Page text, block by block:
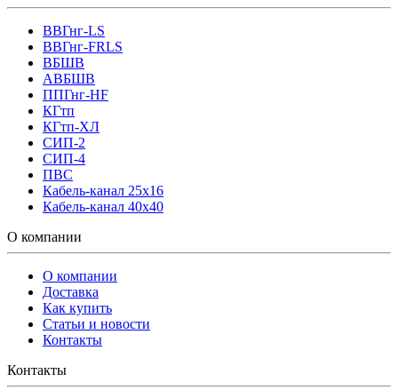
ВВГнг-LS
ВВГнг-FRLS
ВБШВ
АВБШВ
ППГнг-HF
КГтп
КГтп-ХЛ
СИП-2
СИП-4
ПВС
Кабель-канал 25х16
Кабель-канал 40х40
О компании
О компании
Доставка
Как купить
Статьи и новости
Контакты
Контакты